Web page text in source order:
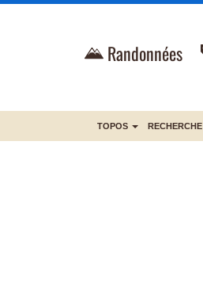
Randonnées
TOPOS RECHERCHE